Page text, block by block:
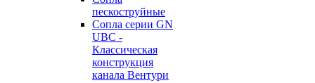
пескоструйные
Сопла серии GN
UBC -
Классическая
конструкция
канала Вентури